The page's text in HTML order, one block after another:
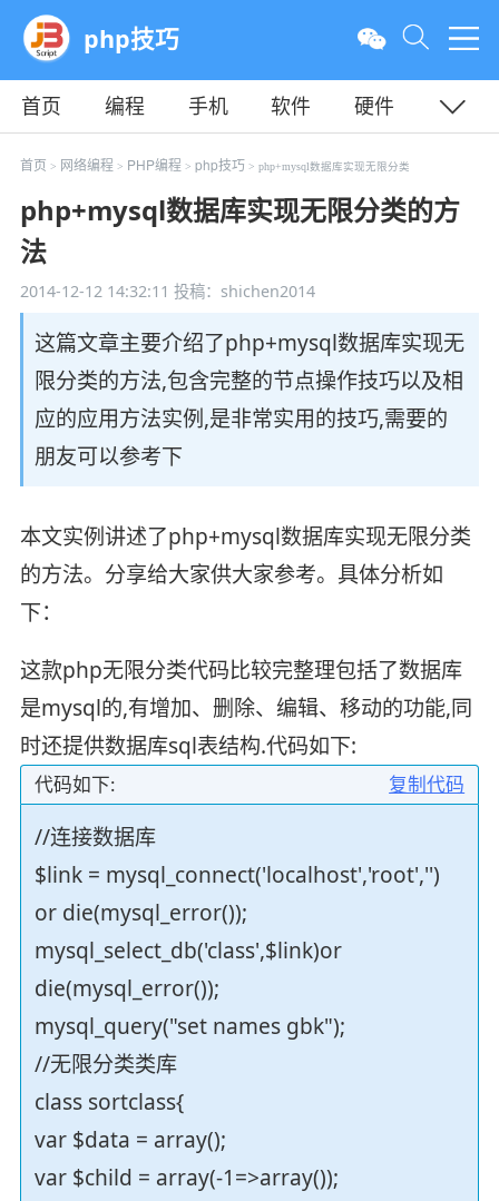
php技巧
首页 编程 手机 软件
硬件
教程
平面 服务器
首页 > 网络编程 > PHP编程 > php技巧 > php+mysql数据库实现无限分类
php+mysql数据库实现无限分类的方
法
2014-12-12 14:32:11 投稿：shichen2014
这篇文章主要介绍了php+mysql数据库实现无
限分类的方法,包含完整的节点操作技巧以及相
应的应用方法实例,是非常实用的技巧,需要的
朋友可以参考下
本文实例讲述了php+mysql数据库实现无限分类
的方法。分享给大家供大家参考。具体分析如
下：
这款php无限分类代码比较完整理包括了数据库
是mysql的,有增加、删除、编辑、移动的功能,同
时还提供数据库sql表结构.代码如下:
复制代码
代码如下:
//连接数据库
$link = mysql_connect('localhost','root','')
or die(mysql_error());
mysql_select_db('class',$link)or
die(mysql_error());
mysql_query("set names gbk");
//无限分类类库
class sortclass{
var $data = array();
var $child = array(-1=>array());